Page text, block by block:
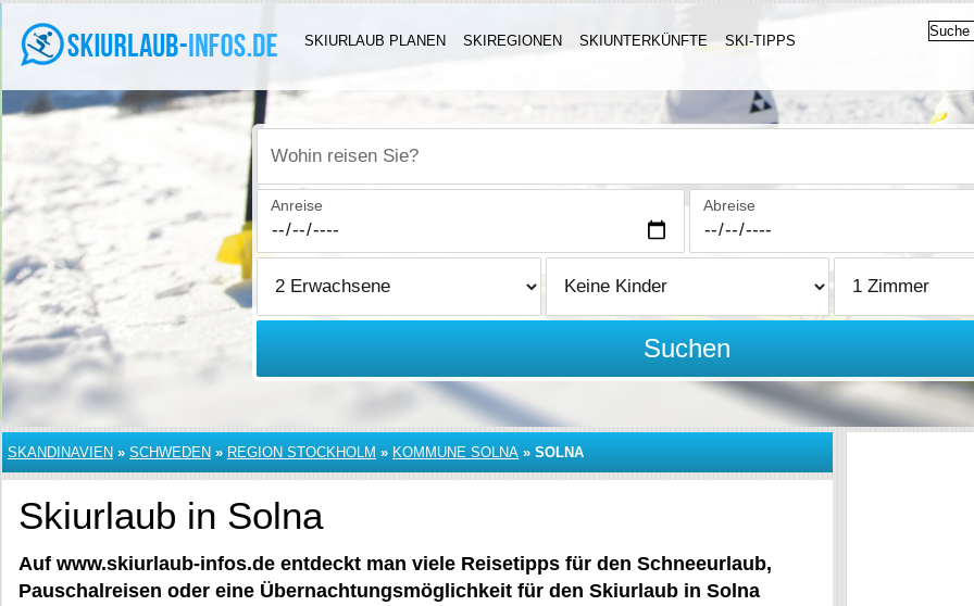
SKIURLAUB PLANEN SKIREGIONEN SKIUNTERKÜNFTE SKI-TIPPS
Wohin reisen Sie?
Anreise Abreise
Suchen
SKANDINAVIEN » SCHWEDEN » REGION STOCKHOLM » KOMMUNE SOLNA » SOLNA
Skiurlaub in Solna
Auf www.skiurlaub-infos.de entdeckt man viele Reisetipps für den Schneeurlaub,
Pauschalreisen oder eine Übernachtungsmöglichkeit für den Skiurlaub in Solna